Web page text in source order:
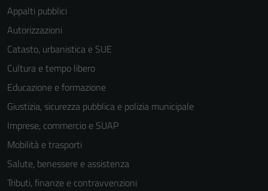
Appalti pubblici
Autorizzazioni
Catasto, urbanistica e SUE
Cultura e tempo libero
Educazione e formazione
Giustizia, sicurezza pubblica e polizia municipale
Imprese, commercio e SUAP
Mobilità e trasporti
Salute, benessere e assistenza
Tributi, finanze e contravvenzioni